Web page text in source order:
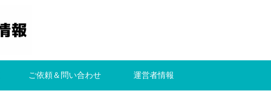
ご依頼＆問い合わせ 運営者情報